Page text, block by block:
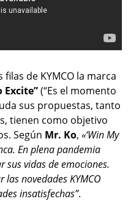
de KYMCO la marca
Excite”(“Es el momento
sus propuestas, tanto
tienen como objetivo
Según Mr. Ko, «‘Win My
En plena pandemia
sus vidas de emociones.
novedades KYMCO
insatisfechas”.